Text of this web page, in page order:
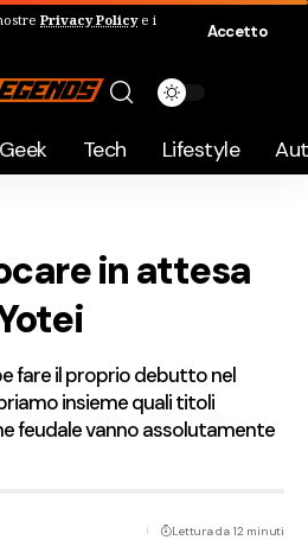
Privacy Policye i
Accetto
Geek Tech Lifestyle
in attesa
fare il proprio debutto nel
insieme quali titoli
feudale vanno assolutamente
Lettura da 12 minuti